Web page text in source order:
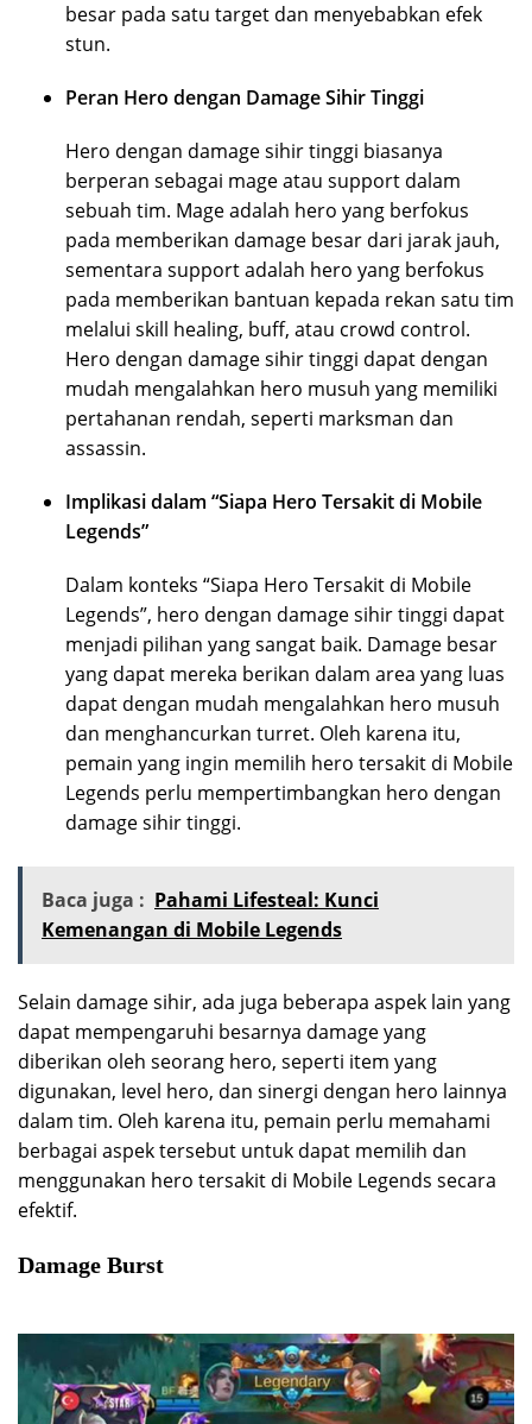
besar pada satu target dan menyebabkan efek
stun.
Peran Hero dengan Damage Sihir Tinggi
Hero dengan damage sihir tinggi biasanya
berperan sebagai mage atau support dalam
sebuah tim. Mage adalah hero yang berfokus
pada memberikan damage besar dari jarak jauh,
sementara support adalah hero yang berfokus
pada memberikan bantuan kepada rekan satu tim
melalui skill healing, buff, atau crowd control.
Hero dengan damage sihir tinggi dapat dengan
mudah mengalahkan hero musuh yang memiliki
pertahanan rendah, seperti marksman dan
assassin.
Implikasi dalam “Siapa Hero Tersakit di Mobile
Legends”
Dalam konteks “Siapa Hero Tersakit di Mobile
Legends”, hero dengan damage sihir tinggi dapat
menjadi pilihan yang sangat baik. Damage besar
yang dapat mereka berikan dalam area yang luas
dapat dengan mudah mengalahkan hero musuh
dan menghancurkan turret. Oleh karena itu,
pemain yang ingin memilih hero tersakit di Mobile
Legends perlu mempertimbangkan hero dengan
damage sihir tinggi.
Baca juga : Pahami Lifesteal: Kunci
Kemenangan di Mobile Legends
Selain damage sihir, ada juga beberapa aspek lain yang
dapat mempengaruhi besarnya damage yang
diberikan oleh seorang hero, seperti item yang
digunakan, level hero, dan sinergi dengan hero lainnya
dalam tim. Oleh karena itu, pemain perlu memahami
berbagai aspek tersebut untuk dapat memilih dan
menggunakan hero tersakit di Mobile Legends secara
efektif.
Damage Burst